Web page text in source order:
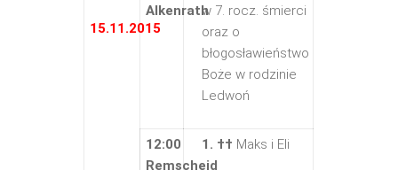
15.11.2015
Alkenrathw 7. rocz. śmierci
oraz o
błogosławieństwo
Boże w rodzinie
Ledwoń
12:00
Remscheid
1. †† Maks i Eli